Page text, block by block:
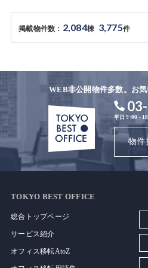
掲載物件数： 2,084棟 3,775件
WEB非公開物件多数。お気
平日 9:00 -
物件
TOKYO BEST OFFICE
総合トップページ
サービス紹介
オフィス移転AtoZ